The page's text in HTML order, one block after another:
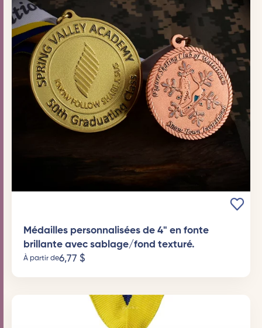
Médailles personnalisées de 4" en fonte
brillante avec sablage/fond texturé.
À partir de6,77 $